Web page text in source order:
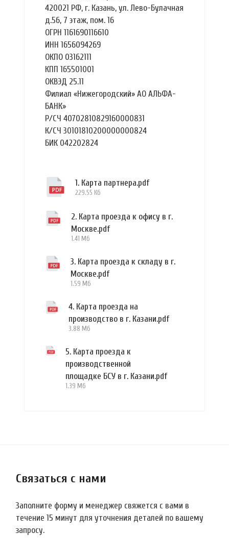
420021 РФ, г. Казань, ул. Лево-Булачная
д.56, 7 этаж, пом. 16
ОГРН 1161690116610
ИНН 1656094269
ОКПО 03162111
КПП 165501001
ОКВЭД 25.11
Филиал «Нижегородский» АО АЛЬФА-
БАНК»
Р/СЧ 40702810829160000831
К/СЧ 30101810200000000824
БИК 042202824
1. Карта партнера.pdf
229.55 Кб
2. Карта проезда к офису в г.
Москве.pdf
1.41 Мб
3. Карта проезда к складу в г.
Москве.pdf
1.59 Мб
4. Карта проезда на
производство в г. Казани.pdf
3.88 Мб
5. Карта проезда к
производственной
площадке БСУ в г. Казани.pdf
1.39 Мб
Связаться с нами
Заполните форму и менеджер свяжется с вами в
течение 15 минут для уточнения деталей по вашему
запросу.